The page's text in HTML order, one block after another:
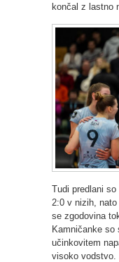
končal z lastno
Tudi predlani
2:0 v nizih,
se zgodovina
Kamničanke so
učinkovitem
visoko vodstvo.